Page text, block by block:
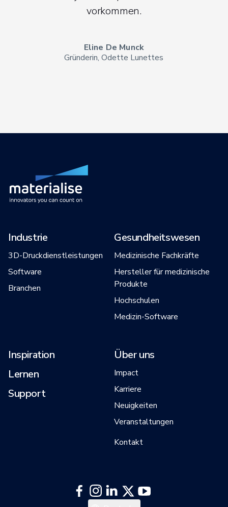
vorkommen.
Eline De Munck
Gründerin, Odette Lunettes
Industrie
3D-Druckdienstleistungen
Software
Branchen
Gesundheitswesen
Medizinische Fachkräfte
Hersteller für medizinische
Produkte
Hochschulen
Medizin-Software
Inspiration
Lernen
Support
Über uns
Impact
Karriere
Neuigkeiten
Veranstaltungen
Kontakt